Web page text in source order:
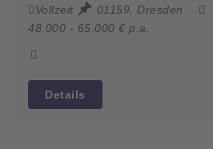
Vollzeit
01159, Dresden
48.000 - 65.000 € p.a.
Details